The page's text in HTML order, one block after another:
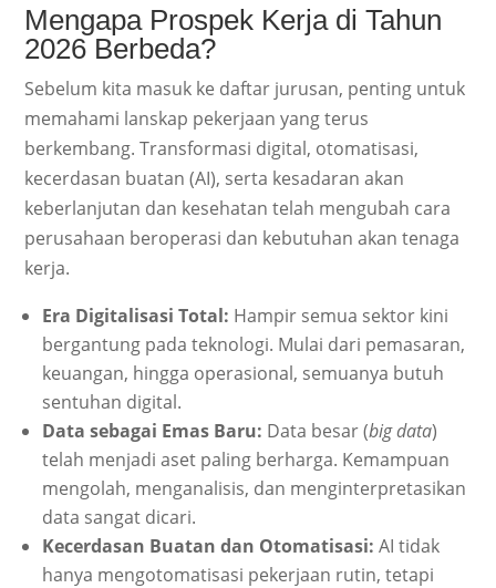
Mengapa Prospek Kerja di Tahun
2026 Berbeda?
Sebelum kita masuk ke daftar jurusan, penting untuk
memahami lanskap pekerjaan yang terus
berkembang. Transformasi digital, otomatisasi,
kecerdasan buatan (AI), serta kesadaran akan
keberlanjutan dan kesehatan telah mengubah cara
perusahaan beroperasi dan kebutuhan akan tenaga
kerja.
Era Digitalisasi Total: Hampir semua sektor kini
bergantung pada teknologi. Mulai dari pemasaran,
keuangan, hingga operasional, semuanya butuh
sentuhan digital.
Data sebagai Emas Baru: Data besar (big data)
telah menjadi aset paling berharga. Kemampuan
mengolah, menganalisis, dan menginterpretasikan
data sangat dicari.
Kecerdasan Buatan dan Otomatisasi: AI tidak
hanya mengotomatisasi pekerjaan rutin, tetapi